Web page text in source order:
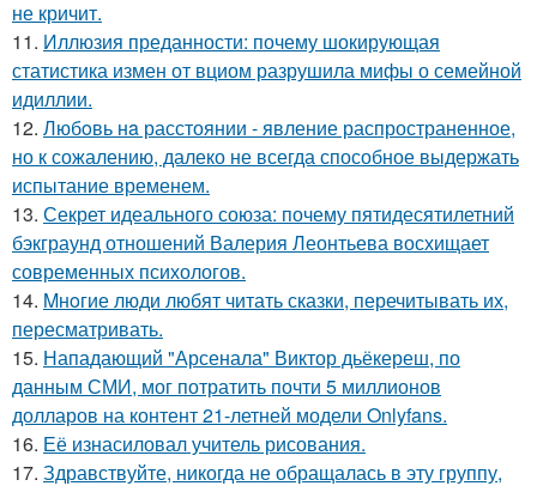
не кричит.
11. Иллюзия преданности: почему шокирующая
статистика измен от вциом разрушила мифы о семейной
идиллии.
12. Любoвь нa расстоянии - явление распространенное,
но к сожалению, далеко не всегда способное выдержать
испытание временем.
13. Секрет идеального союза: почему пятидесятилетний
бэкграунд отношений Валерия Леонтьева восхищает
современных психологов.
14. Mнoгие люди любят читать сказки, перечитывать их,
пересматривать.
15. Нападающий "Арсенала" Виктор дьёкереш, по
данным СМИ, мог потратить почти 5 миллионов
долларов на контент 21-летней модели Onlyfans.
16. Её изнасиловал учитель рисования.
17. Здравствуйте, никогда не обращалась в эту группу,